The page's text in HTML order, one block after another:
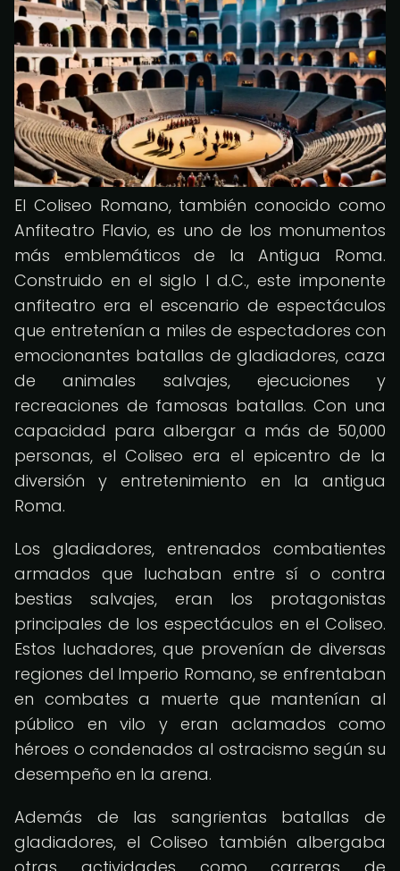
El Coliseo Romano, también conocido como
Anfiteatro Flavio, es uno de los monumentos
más emblemáticos de la Antigua Roma.
Construido en el siglo I d.C., este imponente
anfiteatro era el escenario de espectáculos
que entretenían a miles de espectadores con
emocionantes batallas de gladiadores, caza
de animales salvajes, ejecuciones y
recreaciones de famosas batallas. Con una
capacidad para albergar a más de 50,000
personas, el Coliseo era el epicentro de la
diversión y entretenimiento en la antigua
Roma.
Los gladiadores, entrenados combatientes
armados que luchaban entre sí o contra
bestias salvajes, eran los protagonistas
principales de los espectáculos en el Coliseo.
Estos luchadores, que provenían de diversas
regiones del Imperio Romano, se enfrentaban
en combates a muerte que mantenían al
público en vilo y eran aclamados como
héroes o condenados al ostracismo según su
desempeño en la arena.
Además de las sangrientas batallas de
gladiadores, el Coliseo también albergaba